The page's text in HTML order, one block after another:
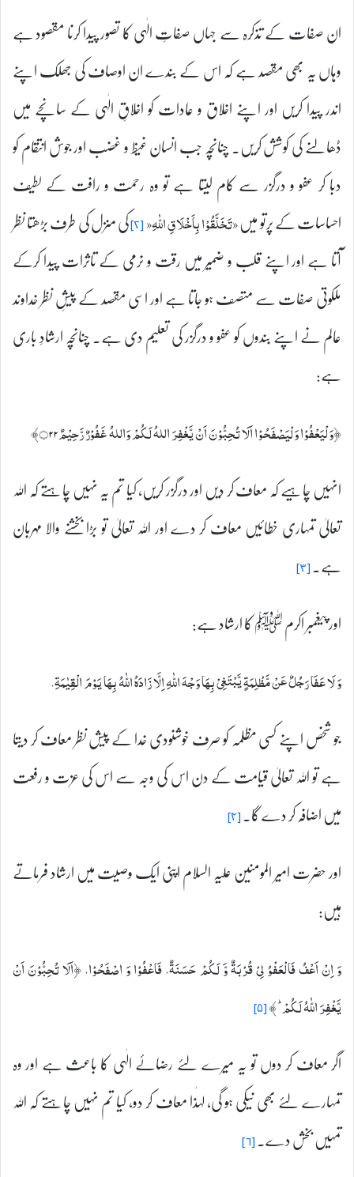
ان صفات کے تذکرہ سے جہاں صفاتِ الٰہی کا تصور پیدا کرنا مقصود ہے
وہاں یہ بھی مقصد ہے کہ اس کے بندے ان اوصاف کی جھلک اپنے
اندر پیدا کریں اور اپنے اخلاق و عادات کو اخلاقِ الٰہی کے سانچے میں
ڈھالنے کی کوشش کریں۔ چنانچہ جب انسان غیظ و غضب اور جوش انتقام کو
دبا کر عفو و درگزر سے کام لیتا ہے تو وہ رحمت و رافت کے لطیف
احساسات کے پرتو میں«تَخَلَّقُوْا بِاَخْلَاقِ اللّٰهِ«[۲] کی منزل کی طرف بڑھتا نظر
آتا ہے اور اپنے قلب و ضمیر میں رقت و نرمی کے تاثرات پیدا کرکے
ملکوتی صفات سے متصف ہو جاتا ہے اور اسی مقصد کے پیشِ نظر خداوند
عالم نے اپنے بندوں کو عفو و درگزر کی تعلیم دی ہے۔ چنانچہ ارشادِ باری
ہے:
﴿وَلْيَعْفُوْا وَلْيَصْفَحُوْا اَلَا تُحِبُّوْنَ اَنْ يَّغْفِرَ اللہُ لَكُمْ وَاللہُ غَفُوْرٌ رَّحِيْمٌ۝۲۲﴾
انہیں چاہیے کہ معاف کر دیں اور درگزر کریں، کیا تم یہ نہیں چاہتے کہ اللہ
تعالیٰ تمہاری خطائیں معاف کر دے اور اللہ تعالیٰ تو بڑا بخشنے والا مہربان
ہے۔[۳]
اور پیغمبر اکرم ﷺ کا ارشاد ہے:
وَ لَا عَفَا رَجُلٌ عَنْ مَّظْلِمَةٍ يَّبْتَغِیْ بِهَا وَجْهَ اللّٰهِ اِلَّا زَادَهُ اللّٰهُ بِهَا يَوْمَ الْقِيٰمَةِ.
جو شخص اپنے کسی مظلمہ کو صرف خوشنودی خدا کے پیش نظر معاف کر دیتا
ہے تو اللہ تعالیٰ قیامت کے دن اس کی وجہ سے اس کی عزت و رفعت
میں اضافہ کر دے گا۔[۴]
اور حضرت امیر المومنین علیہ السلام اپنی ایک وصیت میں ارشاد فرماتے
ہیں:
وَ اِنْ اَعْفُ فَالْعَفْوُ لِیْ قُرْبَةٌ وَّ لَكُمْ حَسَنَةٌ، فَاعْفُوْا وَ اصْفَحُوْا،﴿اَلَا تُحِبُّوْنَ اَنْ
یَّغْفِرَ اللّٰهُ لَكُمْ ؕ ﴾[۵]
اگر معاف کر دوں تو یہ میرے لئے رضائے الٰہی کا باعث ہے اور وہ
تمہارے لئے بھی نیکی ہو گی، لہٰذا معاف کر دو، کیا تم نہیں چاہتے کہ اللہ
تمہیں بخش دے۔[۶]